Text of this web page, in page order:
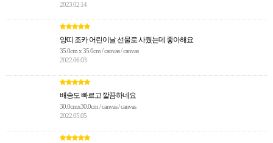
2023.02.14
양띠 조카 어린이날 선물로 사줬는데 좋아해요
35.0cm x 35.0cm / canvas / canvas
2022.06.03
배송도 빠르고 깔끔하네요
30.0cmx30.0cm / canvas / canvas
2022.05.05